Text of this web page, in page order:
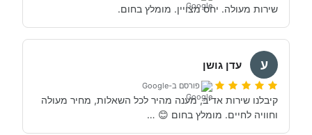
שירות מעולה. יחס מצויין. מומלץ בחום.
ע עדן גושן
פורסם ב-Google
וחוויה לחיים. מומלץ בחום 😊 …